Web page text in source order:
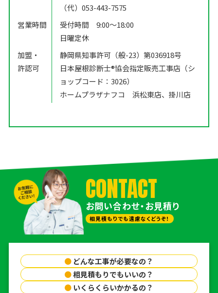
（代）053-443-7575
営業時間
受付時間 9:00〜18:00
日曜定休
加盟・
許認可
静岡県知事許可（般-23）第036918号
日本屋根診断士®️協会指定販売工事店（シ
ョップコード：3026）
ホームプラザナフコ 浜松東店、掛川店
CONTACT
お問い合わせ・お見積り
相見積もりでも遠慮なくどうぞ！
● どんな工事が必要なの？
●相見積もりでもいいの？
● いくらくらいかかるの？